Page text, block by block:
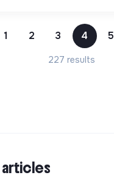
1 2 3 4 5
227 results
articles